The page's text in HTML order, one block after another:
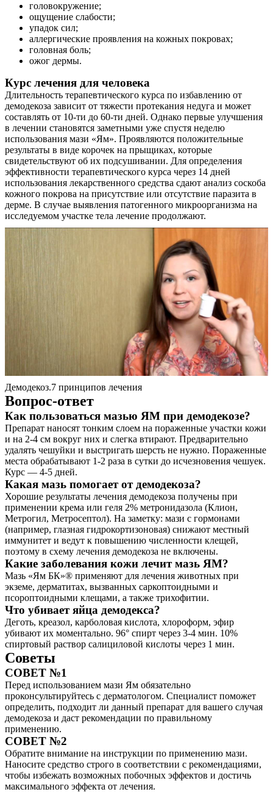
головокружение;
ощущение слабости;
упадок сил;
аллергические проявления на кожных покровах;
головная боль;
ожог дермы.
Курс лечения для человека
Длительность терапевтического курса по избавлению от
демодекоза зависит от тяжести протекания недуга и может
составлять от 10-ти до 60-ти дней. Однако первые улучшения
в лечении становятся заметными уже спустя неделю
использования мази «Ям». Проявляются положительные
результаты в виде корочек на прыщиках, которые
свидетельствуют об их подсушивании. Для определения
эффективности терапевтического курса через 14 дней
использования лекарственного средства сдают анализ соскоба
кожного покрова на присутствие или отсутствие паразита в
дерме. В случае выявления патогенного микроорганизма на
исследуемом участке тела лечение продолжают.
Демодекоз.7 принципов лечения
Вопрос-ответ
Как пользоваться мазью ЯМ при демодекозе?
Препарат наносят тонким слоем на пораженные участки кожи
и на 2-4 см вокруг них и слегка втирают. Предварительно
удалять чешуйки и выстригать шерсть не нужно. Пораженные
места обрабатывают 1-2 раза в сутки до исчезновения чешуек.
Курс — 4-5 дней.
Какая мазь помогает от демодекоза?
Хорошие результаты лечения демодекоза получены при
применении крема или геля 2% метронидазола (Клион,
Метрогил, Метросептол). На заметку: мази с гормонами
(например, глазная гидрокортизоновая) снижают местный
иммунитет и ведут к повышению численности клещей,
поэтому в схему лечения демодекоза не включены.
Какие заболевания кожи лечит мазь ЯМ?
Мазь «Ям БК»® применяют для лечения животных при
экземе, дерматитах, вызванных саркоптоидными и
псороптоидными клещами, а также трихофитии.
Что убивает яйца демодекса?
Деготь, креазол, карболовая кислота, хлороформ, эфир
убивают их моментально. 96° спирт через 3-4 мин. 10%
спиртовый раствор салициловой кислоты через 1 мин.
Советы
СОВЕТ №1
Перед использованием мази Ям обязательно
проконсультируйтесь с дерматологом. Специалист поможет
определить, подходит ли данный препарат для вашего случая
демодекоза и даст рекомендации по правильному
применению.
СОВЕТ №2
Обратите внимание на инструкции по применению мази.
Наносите средство строго в соответствии с рекомендациями,
чтобы избежать возможных побочных эффектов и достичь
максимального эффекта от лечения.